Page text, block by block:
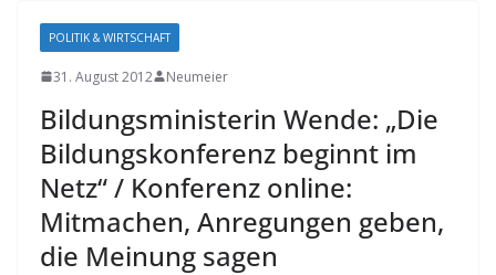
POLITIK & WIRTSCHAFT
31. August 2012 Neumeier
Bildungsministerin Wende: „Die
Bildungskonferenz beginnt im
Netz“ / Konferenz online:
Mitmachen, Anregungen geben,
die Meinung sagen